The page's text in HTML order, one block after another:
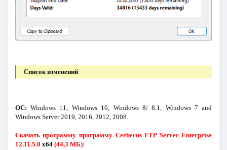
Список изменений
ОС: Windows 11, Windows 10, Windows 8/ 8.1, Windows 7 and
Windows Server 2019, 2016, 2012, 2008.
Скачать программу программу Cerberus FTP Server Enterprise
12.11.5.0 x64(44,3 МБ):